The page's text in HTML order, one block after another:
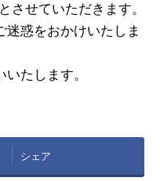
させていただきます。
迷惑をおかけいたしま
たします。
シェア